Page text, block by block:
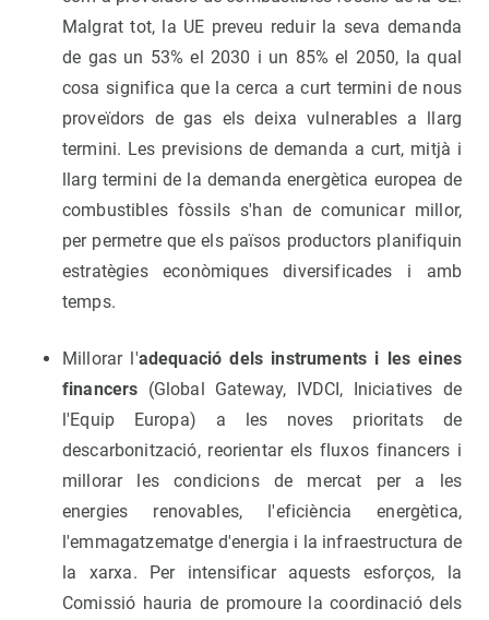
Malgrat tot, la UE preveu reduir la seva demanda
de gas un 53% el 2030 i un 85% el 2050, la qual
cosa significa que la cerca a curt termini de nous
proveïdors de gas els deixa vulnerables a llarg
termini. Les previsions de demanda a curt, mitjà i
llarg termini de la demanda energètica europea de
combustibles fòssils s'han de comunicar millor,
per permetre que els països productors planifiquin
estratègies econòmiques diversificades i amb
temps.
Millorar l'adequació dels instruments i les eines
financers (Global Gateway, IVDCI, Iniciatives de
l'Equip Europa) a les noves prioritats de
descarbonització, reorientar els fluxos financers i
millorar les condicions de mercat per a les
energies renovables, l'eficiència energètica,
l'emmagatzematge d'energia i la infraestructura de
la xarxa. Per intensificar aquests esforços, la
Comissió hauria de promoure la coordinació dels